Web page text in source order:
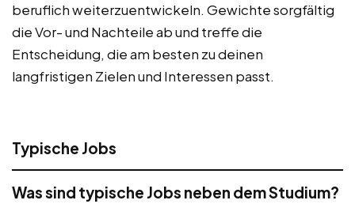
beruflich weiterzuentwickeln. Gewichte sorgfältig
die Vor- und Nachteile ab und treffe die
Entscheidung, die am besten zu deinen
langfristigen Zielen und Interessen passt.
Typische Jobs
Was sind typische Jobs neben dem Studium?